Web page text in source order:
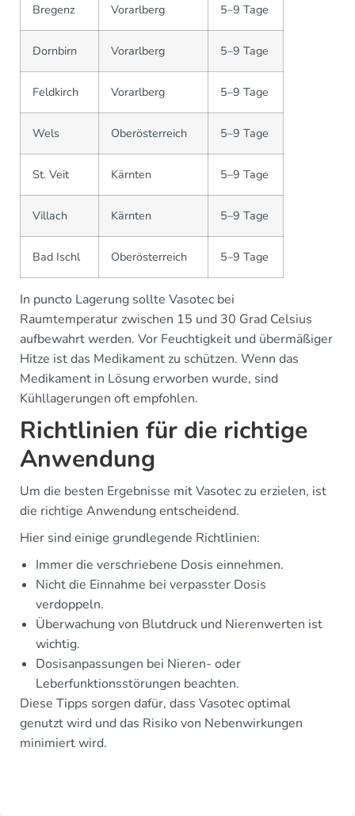
Bregenz Vorarlberg 5–9 Tage
Dornbirn Vorarlberg 5–9 Tage
Feldkirch Vorarlberg 5–9 Tage
Wels Oberösterreich 5–9 Tage
St. Veit Kärnten 5–9 Tage
Villach Kärnten 5–9 Tage
Bad Ischl Oberösterreich 5–9 Tage
In puncto Lagerung sollte Vasotec bei
Raumtemperatur zwischen 15 und 30 Grad Celsius
aufbewahrt werden. Vor Feuchtigkeit und übermäßiger
Hitze ist das Medikament zu schützen. Wenn das
Medikament in Lösung erworben wurde, sind
Kühllagerungen oft empfohlen.
Richtlinien für die richtige
Anwendung
Um die besten Ergebnisse mit Vasotec zu erzielen, ist
die richtige Anwendung entscheidend.
Hier sind einige grundlegende Richtlinien:
Immer die verschriebene Dosis einnehmen.
Nicht die Einnahme bei verpasster Dosis
verdoppeln.
Überwachung von Blutdruck und Nierenwerten ist
wichtig.
Dosisanpassungen bei Nieren- oder
Leberfunktionsstörungen beachten.
Diese Tipps sorgen dafür, dass Vasotec optimal
genutzt wird und das Risiko von Nebenwirkungen
minimiert wird.